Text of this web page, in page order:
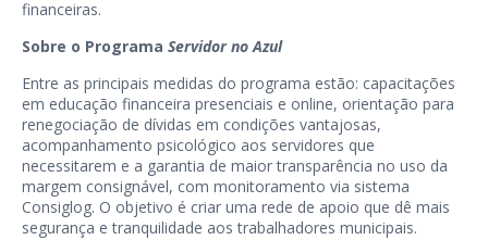
financeiras.
Sobre o Programa Servidor no Azul
Entre as principais medidas do programa estão: capacitações
em educação financeira presenciais e online, orientação para
renegociação de dívidas em condições vantajosas,
acompanhamento psicológico aos servidores que
necessitarem e a garantia de maior transparência no uso da
margem consignável, com monitoramento via sistema
Consiglog. O objetivo é criar uma rede de apoio que dê mais
segurança e tranquilidade aos trabalhadores municipais.